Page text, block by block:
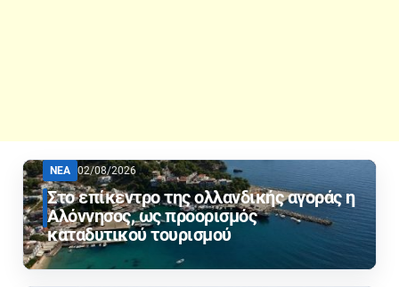
ΝΕΑ 02/08/2026
Στο επίκεντρο της ολλανδικής αγοράς η
Αλόννησος, ως προορισμός
καταδυτικού τουρισμού